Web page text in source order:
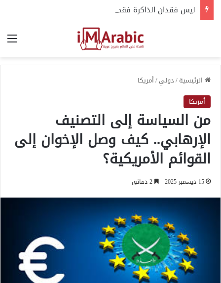
الرئيسية/دولي/أمريكا
أمريكا
من السياسة إلى التصنيف
الإرهابي.. كيف وصل الإخوان إلى
القوائم الأمريكية؟
15 ديسمبر 2025